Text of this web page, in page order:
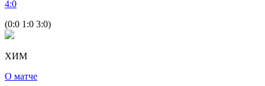
4:0
(0:0 1:0 3:0)
ХИМ
О матче